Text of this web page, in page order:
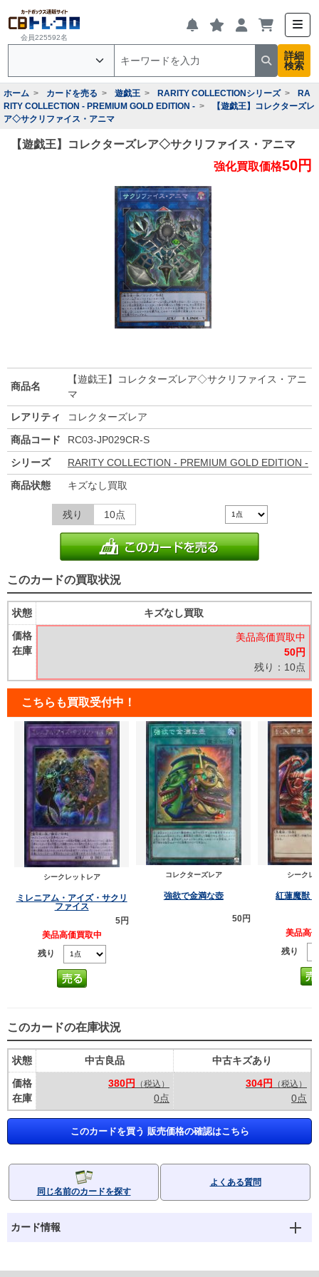
会員225592名
詳細
検索
ホーム カードを売る 遊戯王 RARITY COLLECTIONシリーズ
RA
RITY COLLECTION - PREMIUM GOLD EDITION -
【遊戯王】コレクターズレ
ア◇サクリファイス・アニマ
【遊戯王】コレクターズレア◇サクリファイス・アニマ
強化買取価格50円
商品名
【遊戯王】コレクターズレア◇サクリファイス・アニ
マ
レアリティ
コレクターズレア
商品コード
RC03-JP029CR-S
シリーズ
RARITY COLLECTION - PREMIUM GOLD EDITION -
商品状態
キズなし買取
残り 10点
このカードの買取状況
状態
価格
在庫
キズなし買取
美品高価買取中
50円
残り：10点
こちらも買取受付中！
シークレットレア
ミレニアム・アイズ・サクリ
ファイス
5円
美品高価買取中
残り
コレクターズレア
強欲で金満な壺
50円
シークレ
美品高
残り
このカードの在庫状況
状態
価格
在庫
中古良品
380円
（税込）
0点
中古キズあり
304円
（税込）
0点
このカードを買う 販売価格の確認はこちら
同じ名前のカードを探す
よくある質問
カード情報